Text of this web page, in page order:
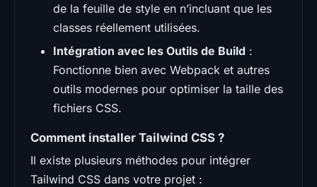
de la feuille de style en n’incluant que les
classes réellement utilisées.
Intégration avec les Outils de Build :
Fonctionne bien avec Webpack et autres
outils modernes pour optimiser la taille des
fichiers CSS.
Comment installer Tailwind CSS ?
Il existe plusieurs méthodes pour intégrer
Tailwind CSS dans votre projet :